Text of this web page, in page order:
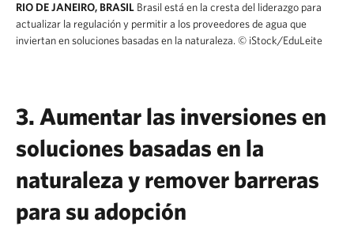
RIO DE JANEIRO, BRASIL Brasil está en la cresta del liderazgo para
actualizar la regulación y permitir a los proveedores de agua que
inviertan en soluciones basadas en la naturaleza. © iStock/EduLeite
3. Aumentar las inversiones en
soluciones basadas en la
naturaleza y remover barreras
para su adopción